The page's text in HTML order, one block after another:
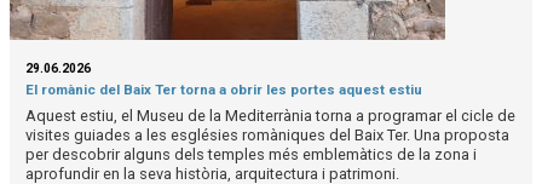
29.06.2026
El romànic del Baix Ter torna a obrir les portes aquest estiu
Aquest estiu, el Museu de la Mediterrània torna a programar el cicle de
visites guiades a les esglésies romàniques del Baix Ter. Una proposta
per descobrir alguns dels temples més emblemàtics de la zona i
aprofundir en la seva història, arquitectura i patrimoni.